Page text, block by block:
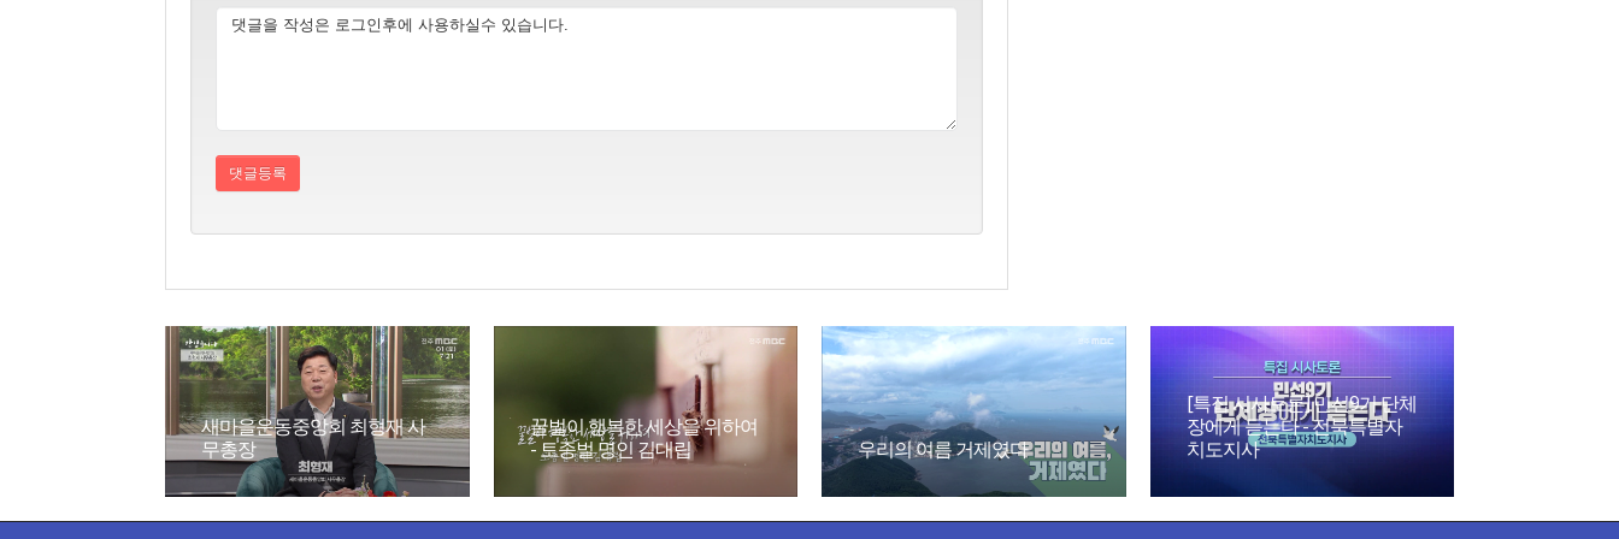
새마을운동중앙회 최형재 사
무총장
꿀벌이 행복한 세상을 위하여
- 토종벌 명인 김대립
우리의 여름 거제였다
[특집 시사토론] 민선9기 단체
장에게 듣는다 - 전북특별자
치도지사